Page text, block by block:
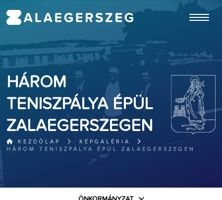
HÁROM
TENISZPÁLYA ÉPÜL
ZALAEGERSZEGEN
KEZDŐLAP
KÉPGALÉRIA
HÁROM TENISZPÁLYA ÉPÜL ZALAEGERSZEGEN